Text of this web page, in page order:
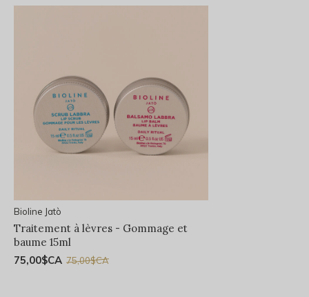
Bioline Jatò
Traitement à lèvres - Gommage et
baume 15ml
75,00$CA 75,00$CA